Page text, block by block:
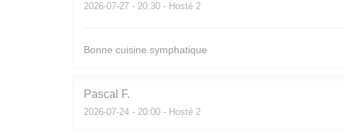
2026-07-27 - 20:30 - Hosté 2
Bonne cuisine symphatique
Pascal F
2026-07-24 - 20:00 - Hosté 2